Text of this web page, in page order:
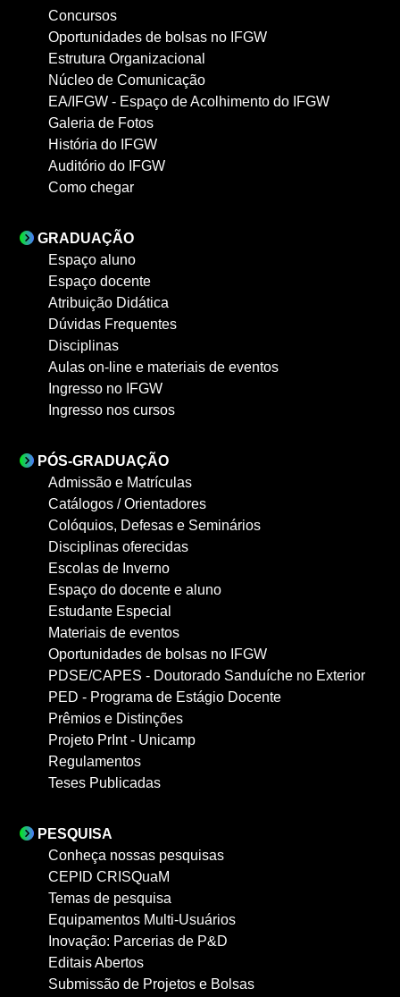
Concursos
Oportunidades de bolsas no IFGW
Estrutura Organizacional
Núcleo de Comunicação
EA/IFGW - Espaço de Acolhimento do IFGW
Galeria de Fotos
História do IFGW
Auditório do IFGW
Como chegar
GRADUAÇÃO
Espaço aluno
Espaço docente
Atribuição Didática
Dúvidas Frequentes
Disciplinas
Aulas on-line e materiais de eventos
Ingresso no IFGW
Ingresso nos cursos
PÓS-GRADUAÇÃO
Admissão e Matrículas
Catálogos / Orientadores
Colóquios, Defesas e Seminários
Disciplinas oferecidas
Escolas de Inverno
Espaço do docente e aluno
Estudante Especial
Materiais de eventos
Oportunidades de bolsas no IFGW
PDSE/CAPES - Doutorado Sanduíche no Exterior
PED - Programa de Estágio Docente
Prêmios e Distinções
Projeto PrInt - Unicamp
Regulamentos
Teses Publicadas
PESQUISA
Conheça nossas pesquisas
CEPID CRISQuaM
Temas de pesquisa
Equipamentos Multi-Usuários
Inovação: Parcerias de P&D
Editais Abertos
Submissão de Projetos e Bolsas